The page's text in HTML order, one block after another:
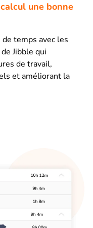
une bonne
temps avec les
Jibble qui
de travail,
et améliorant la